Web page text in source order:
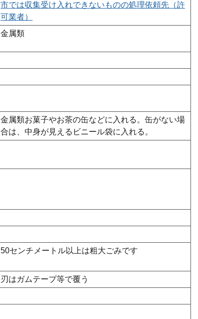
市では収集受け入れできないものの処理依頼先（許
可業者）
金属類
金属類お菓子やお茶の缶などに入れる。缶がない場
合は、中身が見えるビニール袋に入れる。
50センチメートル以上は粗大ごみです
刃はガムテープ等で覆う